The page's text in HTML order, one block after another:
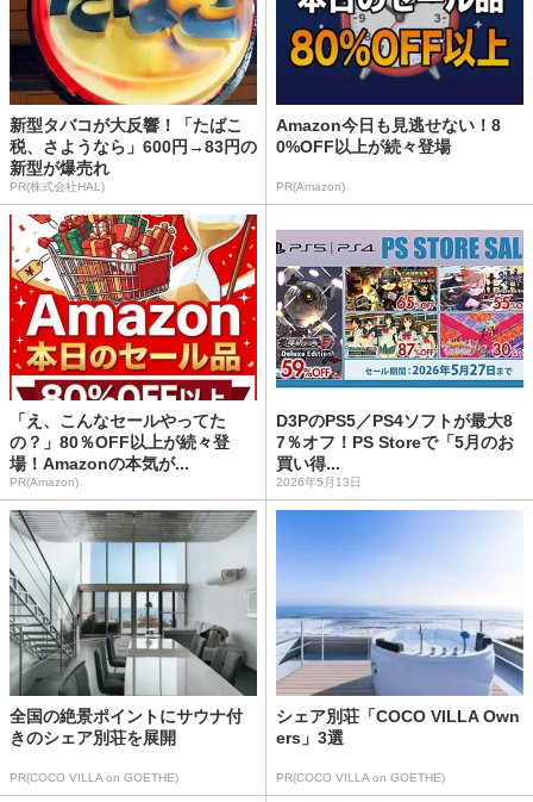
新型タバコが大反響！「たばこ
税、さようなら」600円→83円の
新型が爆売れ
PR(株式会社HAL)
Amazon今日も見逃せない！8
0%OFF以上が続々登場
PR(Amazon)
「え、こんなセールやってた
の？」80％OFF以上が続々登
場！Amazonの本気が...
PR(Amazon)
D3PのPS5／PS4ソフトが最大8
7％オフ！PS Storeで「5月のお
買い得...
2026年5月13日
全国の絶景ポイントにサウナ付
きのシェア別荘を展開
PR(COCO VILLA on GOETHE)
シェア別荘「COCO VILLA Own
ers」3選
PR(COCO VILLA on GOETHE)